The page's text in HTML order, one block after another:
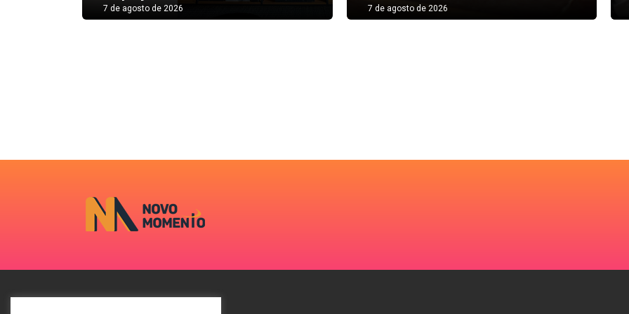
7 de agosto de 2026 7 de agosto de 2026